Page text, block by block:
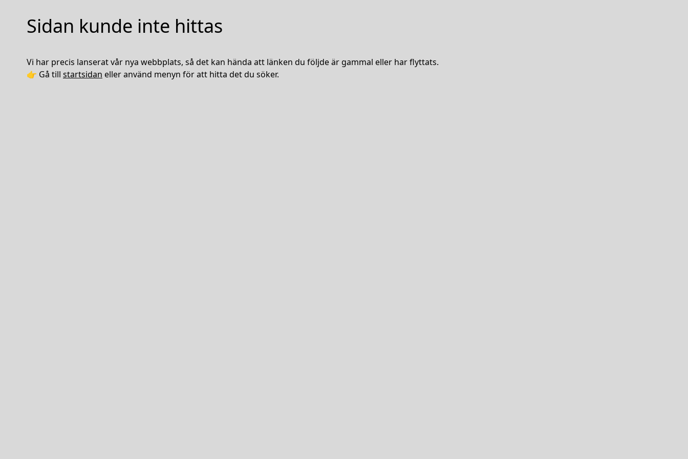
Sidan kunde inte hittas
Vi har precis lanserat vår nya webbplats, så det kan hända att länken du följde är gammal eller har flyttats.
👉 Gå till startsidan eller använd menyn för att hitta det du söker.